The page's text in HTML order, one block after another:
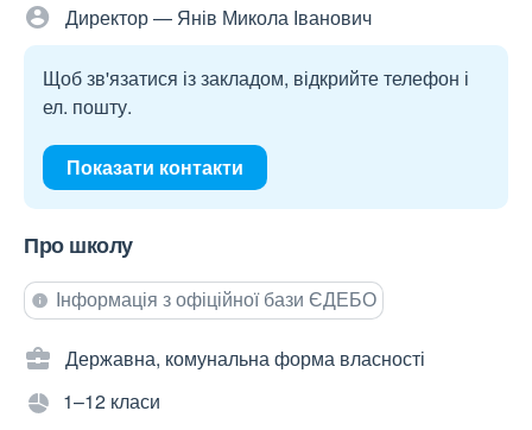
Директор — Янів Микола Іванович
Щоб зв'язатися із закладом, відкрийте телефон і
ел. пошту.
Показати контакти
Про школу
Інформація з офіційної бази ЄДЕБО
Державна, комунальна форма власності
1–12 класи